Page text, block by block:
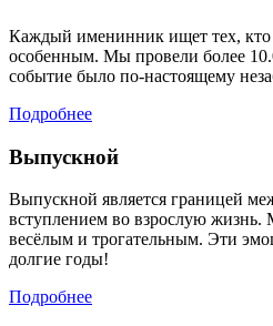
Каждый именинник ищет тех, кто
особенным. Мы провели более
событие было по-настоящему
Подробнее
Выпускной
Выпускной является границей
вступлением во взрослую жизнь.
весёлым и трогательным. Эти
долгие годы!
Подробнее